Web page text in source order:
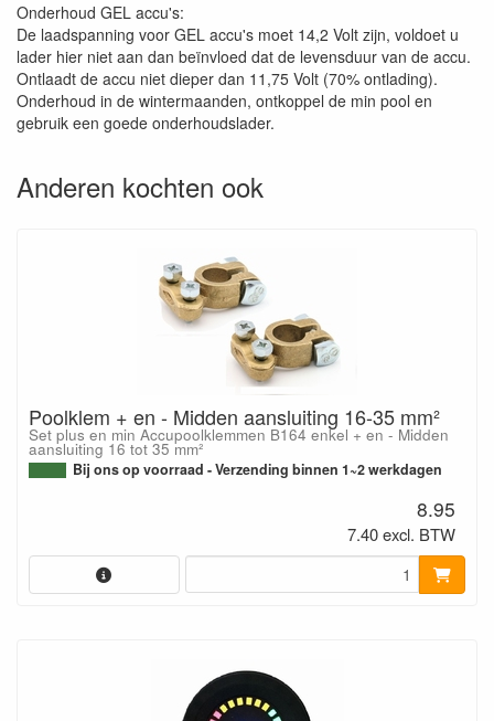
Onderhoud GEL accu's:
De laadspanning voor GEL accu's moet 14,2 Volt zijn, voldoet u
lader hier niet aan dan beïnvloed dat de levensduur van de accu.
Ontlaadt de accu niet dieper dan 11,75 Volt (70% ontlading).
Onderhoud in de wintermaanden, ontkoppel de min pool en
gebruik een goede onderhoudslader.
Anderen kochten ook
Poolklem + en - Midden aansluiting 16-35 mm²
Set plus en min Accupoolklemmen B164 enkel + en - Midden
aansluiting 16 tot 35 mm²
Bij ons op voorraad - Verzending binnen 1~2 werkdagen
8.95
7.40 excl. BTW